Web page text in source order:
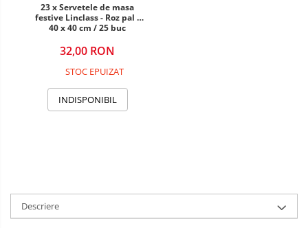
23 x Servetele de masa
festive Linclass - Roz pal /
40 x 40 cm / 25 buc
32,00 RON
STOC EPUIZAT
INDISPONIBIL
Descriere